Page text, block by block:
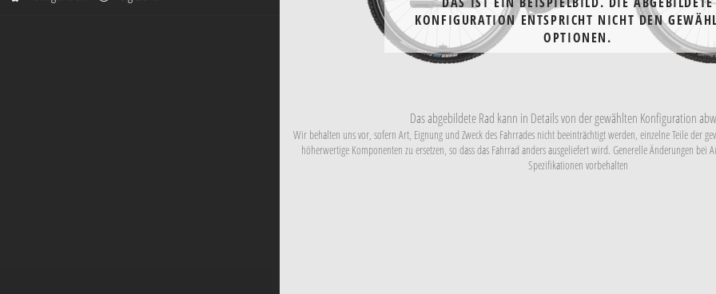
KONFIGURATION ENTSPRICHT NICHT DEN
OPTIONEN.
Das abgebildete Rad kann in Details von der gewählten Konfiguration
Wir behalten uns vor, sofern Art, Eignung und Zweck des Fahrrades nicht beeinträchtigt werden, einzelne Teile der
höherwertige Komponenten zu ersetzen, so dass das Fahrrad anders ausgeliefert wird. Generelle Änderungen bei
Spezifikationen vorbehalten